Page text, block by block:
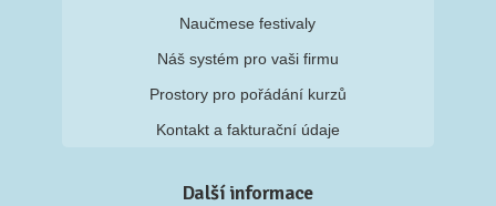
Naučmese festivaly
Náš systém pro vaši firmu
Prostory pro pořádání kurzů
Kontakt a fakturační údaje
Další informace